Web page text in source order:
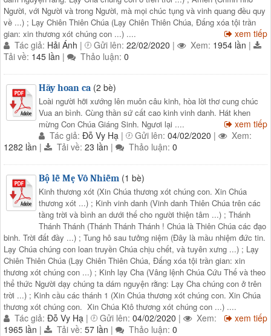
Người, với Người và trong Người, mà mọi chúc tụng và vinh quang đều quy
về ...) ; Lạy Chiên Thiên Chúa (Lạy Chiên Thiên Chúa, Đấng xóa tội trần
gian: xin thương xót chúng con ...) ....
xem tiếp
Tác giả: Hải Ánh | Gửi lên: 22/02/2020 | Xem: 1954 lần |
Tải về: 145 lần | Thảo luận: 0
Hãy hoan ca (2 bè)
Loài người hỡi xướng lên muôn câu kinh, hòa lời thơ cung chúc
Vua an bình. Cùng thần sứ cất cao kinh vinh danh. Hát khen
mừng Con Chúa Giáng Sinh. Ngươi lại ....
xem tiếp
Tác giả: Đỗ Vy Hạ | Gửi lên: 04/02/2020 |
Xem:
1282 lần | Tải về: 23 lần | Thảo luận: 0
Bộ lễ Mẹ Vô Nhiễm (1 bè)
Kinh thương xót (Xin Chúa thương xót chúng con. Xin Chúa
thương xót ...) ; Kinh vinh danh (Vinh danh Thiên Chúa trên các
tầng trời và bình an dưới thế cho người thiện tâm ...) ; Thánh
Thánh Thánh (Thánh Thánh Thánh ! Chúa là Thiên Chúa các đạo
binh. Trời đất đầy ...) ; Tung hô sau tưởng niệm (Đây là mầu nhiệm đức tin.
Lạy Chúa chúng con loan truyền Chúa chịu chết, và tuyên xưng ...) ; Lạy
Chiên Thiên Chúa (Lạy Chiên Thiên Chúa, Đấng xóa tội trần gian: xin
thương xót chúng con ...) ; Kinh lạy Cha (Vâng lệnh Chúa Cứu Thế và theo
thể thức Người dạy chúng ta dám nguyện rằng: Lạy Cha chúng con ở trên
trời ...) ; Kinh cầu các thánh 1 (Xin Chúa thương xót chúng con. Xin Chúa
thương xót chúng con. Xin Chúa Ktô thương xót chúng con ...) ....
xem tiếp
Tác giả: Đỗ Vy Hạ | Gửi lên: 04/02/2020 |
Xem:
1965 lần | Tải về: 57 lần | Thảo luận: 0